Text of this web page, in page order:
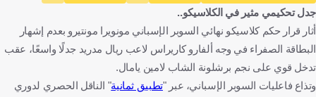
السوبر الإسباني
لامين يامال
كرة قدم
جدل تحكيمي مثير في الكلاسيكو..
أثار قرار حكم كلاسيكو نهائي السوبر الإسباني مونويرا مونتيرو بعدم إشهار
البطاقة الصفراء في وجه ألفارو كاريراس لاعب ريال مدريد جدلًا واسعًا، عقب
تدخل قوي على نجم برشلونة الشاب لامين يامال.
وتذاع فاعليات السوبر الإسباني، عبر "تطبيق ثمانية" الناقل الحصري لدوري